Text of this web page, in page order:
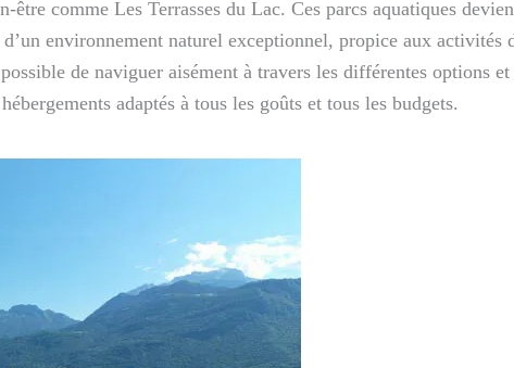
être comme Les Terrasses du Lac. Ces parcs aquatiques
environnement naturel exceptionnel, propice aux activités
de naviguer aisément à travers les différentes options
adaptés à tous les goûts et tous les budgets.